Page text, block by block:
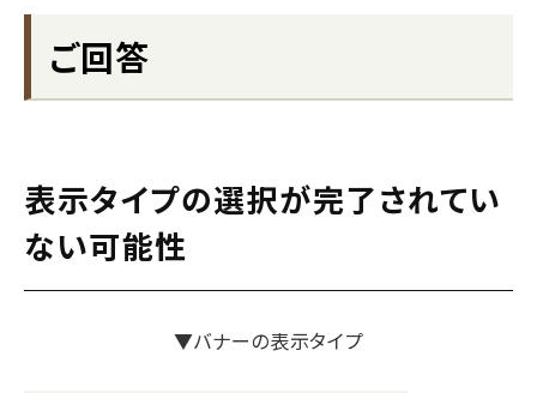
ご回答
表示タイプの選択が完了されてい
ない可能性
▼バナーの表示タイプ